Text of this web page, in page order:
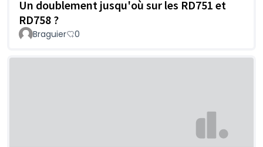
Un doublement jusqu'où sur les RD751 et
RD758 ?
Braguier 0